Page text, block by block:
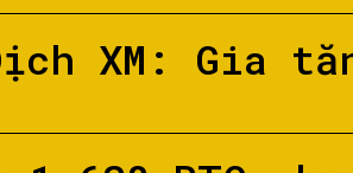
Dịch XM: